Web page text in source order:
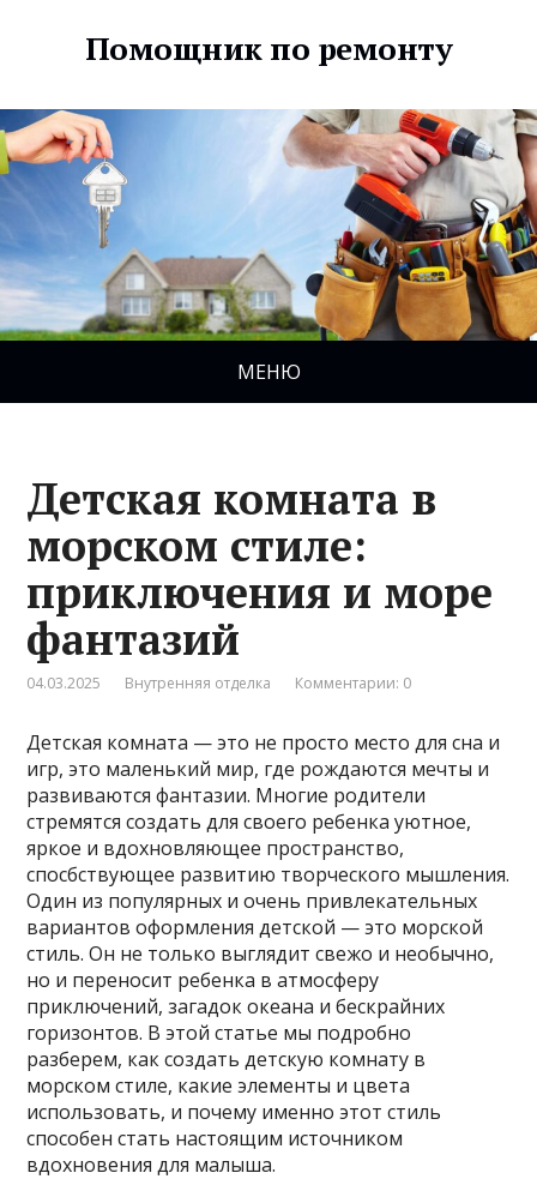
Помощник по ремонту
МЕНЮ
Детская комната в
морском стиле:
приключения и море
фантазий
04.03.2025 Внутренняя отделка Комментарии: 0
Детская комната — это не просто место для сна и
игр, это маленький мир, где рождаются мечты и
развиваются фантазии. Многие родители
стремятся создать для своего ребенка уютное,
яркое и вдохновляющее пространство,
спосбствующее развитию творческого мышления.
Один из популярных и очень привлекательных
вариантов оформления детской — это морской
стиль. Он не только выглядит свежо и необычно,
но и переносит ребенка в атмосферу
приключений, загадок океана и бескрайних
горизонтов. В этой статье мы подробно
разберем, как создать детскую комнату в
морском стиле, какие элементы и цвета
использовать, и почему именно этот стиль
способен стать настоящим источником
вдохновения для малыша.